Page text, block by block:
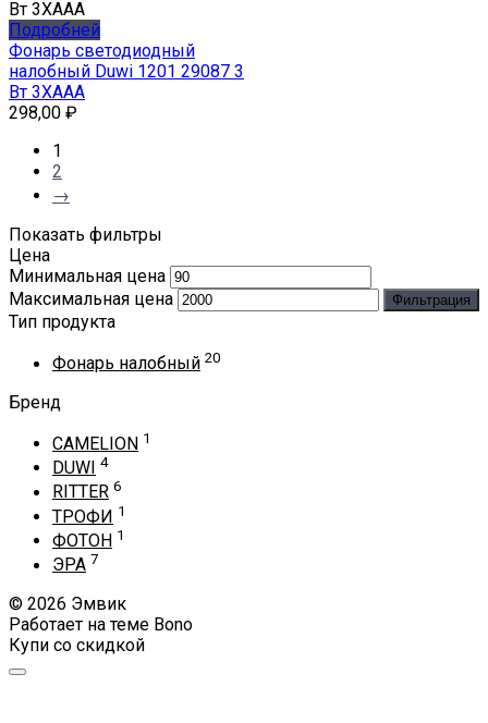
Подробней
Фонарь светодиодный
налобный Duwi 1201 29087 3
Вт 3XAAA
298,00 ₽
1
2
→
Показать фильтры
Цена
Минимальная цена
Максимальная цена
Фильтрация
Тип продукта
Фонарь налобный 20
Бренд
CAMELION 1
DUWI 4
RITTER 6
ТРОФИ 1
ФОТОН 1
ЭРА 7
© 2026 Эмвик
Работает на теме Bono
Купи со скидкой